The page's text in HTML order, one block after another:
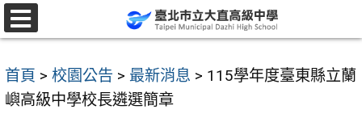
跳
至
要
內
首頁 > 校園公告 > 最新消息 > 115學年度臺東縣立蘭
嶼高級中學校長遴選簡章
選
單